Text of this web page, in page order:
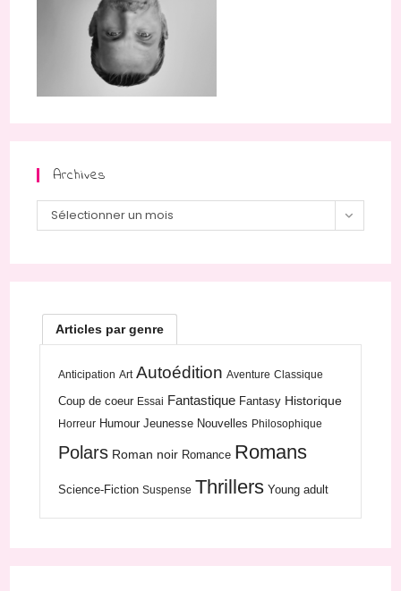
Archives
Archives
Sélectionner un mois
Articles par genre
Anticipation Art Autoédition Aventure Classique
Coup de coeur Essai Fantastique Fantasy Historique
Horreur Humour Jeunesse Nouvelles Philosophique
Polars Roman noir Romance Romans
Science-Fiction Suspense Thrillers Young adult